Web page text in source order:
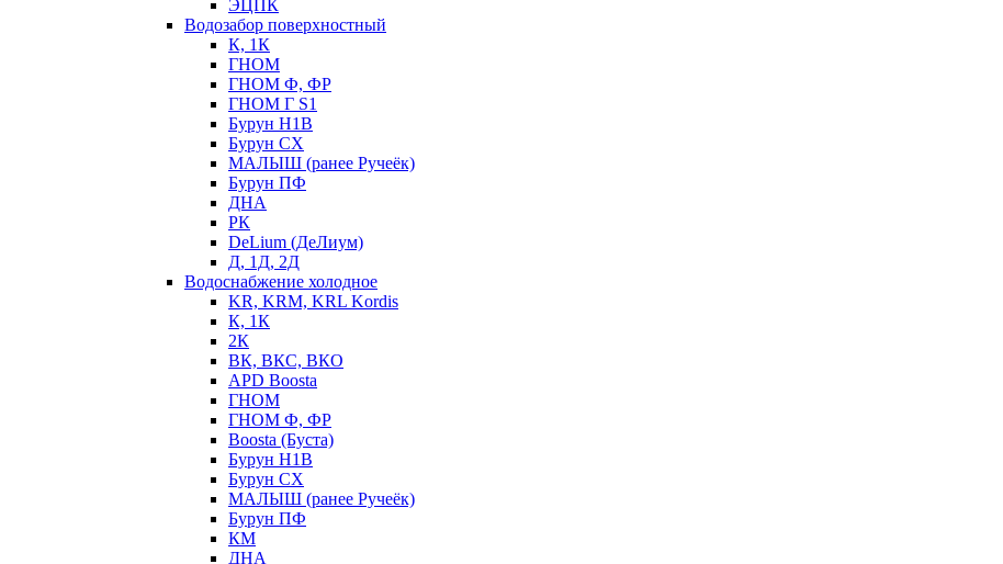
ЭЦПК
Водозабор поверхностный
К, 1К
ГНОМ
ГНОМ Ф, ФР
ГНОМ Г S1
Бурун Н1В
Бурун СХ
МАЛЫШ (ранее Ручеёк)
Бурун ПФ
ДНА
РК
DeLium (ДеЛиум)
Д, 1Д, 2Д
Водоснабжение холодное
KR, KRM, KRL Kordis
К, 1К
2К
ВК, ВКС, ВКО
APD Boosta
ГНОМ
ГНОМ Ф, ФР
Boosta (Буста)
Бурун Н1В
Бурун СХ
МАЛЫШ (ранее Ручеёк)
Бурун ПФ
КМ
ДНА